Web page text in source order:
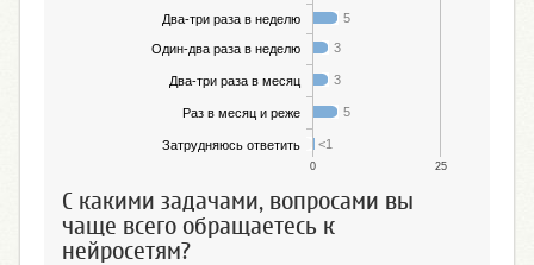
Два-три раза в неделю 5
Один-два раза в неделю 3
Два-три раза в месяц 3
Раз в месяц и реже 5
Затрудняюсь ответить <1
0 25
С какими задачами, вопросами вы
чаще всего обращаетесь к
нейросетям?